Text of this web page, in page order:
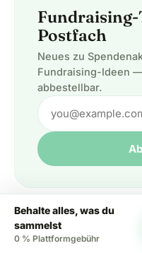
Postfach
Neues zu
Fundraising-Ideen
abbestellbar.
Behalte alles, was du
sammelst
0 % Plattformgebühr